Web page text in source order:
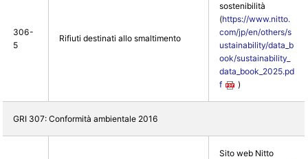
306-
5
Rifiuti destinati allo smaltimento
sostenibilità
(https://www.nitto.
com/jp/en/others/s
ustainability/data_b
ook/sustainability_
data_book_2025.pd
f
)
GRI 307: Conformità ambientale 2016
Sito web Nitto